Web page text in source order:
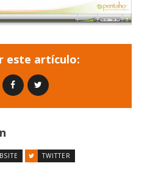
este artículo:
TWITTER